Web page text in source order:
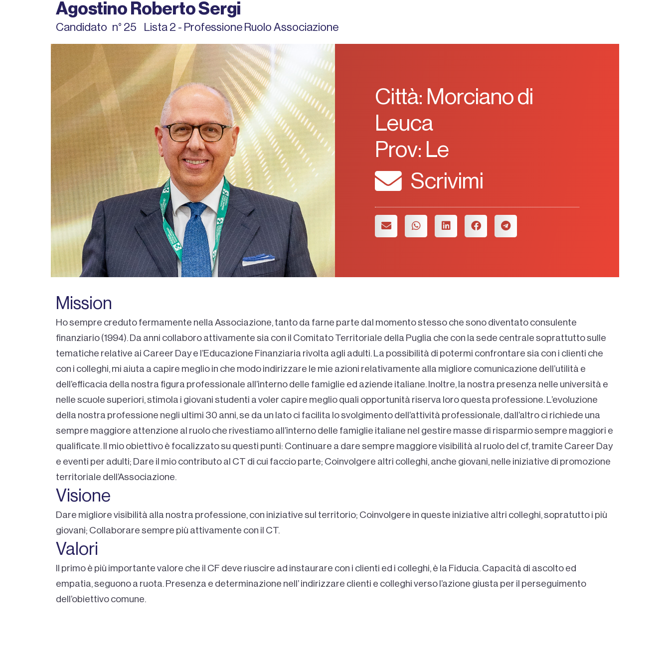
Agostino Roberto Sergi
Candidato n° 25 Lista 2 - Professione Ruolo Associazione
Città: Morciano di
Leuca
Prov: Le
Scrivimi
Mission
Ho sempre creduto fermamente nella Associazione, tanto da farne parte dal momento stesso che sono diventato consulente
finanziario (1994). Da anni collaboro attivamente sia con il Comitato Territoriale della Puglia che con la sede centrale soprattutto sulle
tematiche relative ai Career Day e l’Educazione Finanziaria rivolta agli adulti. La possibilità di potermi confrontare sia con i clienti che
con i colleghi, mi aiuta a capire meglio in che modo indirizzare le mie azioni relativamente alla migliore comunicazione dell’utilità e
dell’efficacia della nostra figura professionale all’interno delle famiglie ed aziende italiane. Inoltre, la nostra presenza nelle università e
nelle scuole superiori, stimola i giovani studenti a voler capire meglio quali opportunità riserva loro questa professione. L’evoluzione
della nostra professione negli ultimi 30 anni, se da un lato ci facilita lo svolgimento dell’attività professionale, dall’altro ci richiede una
sempre maggiore attenzione al ruolo che rivestiamo all’interno delle famiglie italiane nel gestire masse di risparmio sempre maggiori e
qualificate. Il mio obiettivo è focalizzato su questi punti: Continuare a dare sempre maggiore visibilità al ruolo del cf, tramite Career Day
e eventi per adulti; Dare il mio contributo al CT di cui faccio parte; Coinvolgere altri colleghi, anche giovani, nelle iniziative di promozione
territoriale dell’Associazione.
Visione
Dare migliore visibilità alla nostra professione, con iniziative sul territorio; Coinvolgere in queste iniziative altri colleghi, sopratutto i più
giovani; Collaborare sempre più attivamente con il CT.
Valori
Il primo è più importante valore che il CF deve riuscire ad instaurare con i clienti ed i colleghi, è la Fiducia. Capacità di ascolto ed
empatia, seguono a ruota. Presenza e determinazione nell’ indirizzare clienti e colleghi verso l’azione giusta per il perseguimento
dell’obiettivo comune.